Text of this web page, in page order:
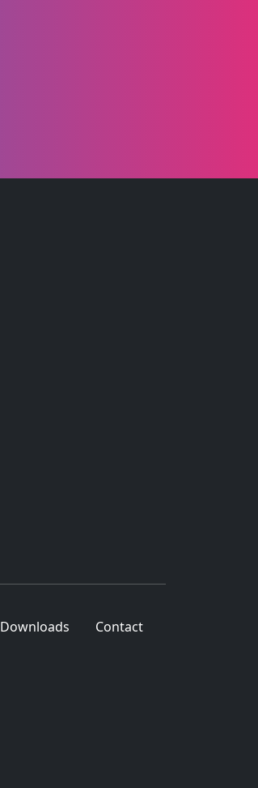
Downloads Contact